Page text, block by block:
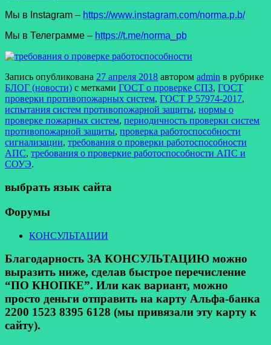
Мы в Instagram – https://www.instagram.com/norma.p.b/
Мы в Телеграмме – https://t.me/norma_pb
Запись опубликована 27 апреля 2018 автором admin в рубрике
БЛОГ (новости) с метками ГОСТ о проверке СПЗ, ГОСТ
проверки противопожарных систем, ГОСТ Р 57974-2017,
испытания систем противопожарной защиты, нормы о
проверке пожарных систем, периодичность проверки систем
противопожарной защиты, проверка работоспособности
сигнализации, требования о проверки работоспособности
АПС, требования о проверкие работоспособности АПС и
СОУЭ.
выбрать язык сайта
Форумы
КОНСУЛЬТАЦИИ
Благодарность ЗА КОНСУЛЬТАЦИЮ можно
выразить ниже, сделав быстрое перечисление
“ПО КНОПКЕ”. Или как вариант, можно
просто деньги отправить на карту Альфа-банка
2200 1523 8395 6128 (мы привязали эту карту к
сайту).